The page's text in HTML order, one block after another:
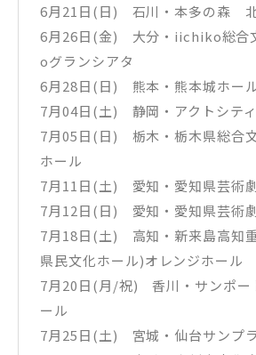
6月21日(日) 石川・本多の森
6月26日(金) 大分・iichiko総合
oグランシアタ
6月28日(日) 熊本・熊本城ホー
7月04日(土) 静岡・アクトシテ
7月05日(日) 栃木・栃木県総合
ホール
7月11日(土) 愛知・愛知県芸術
7月12日(日) 愛知・愛知県芸術
7月18日(土) 高知・新来島高知
県民文化ホール)オレンジホール
7月20日(月/祝) 香川・サンポー
ール
7月25日(土) 宮城・仙台サンプ